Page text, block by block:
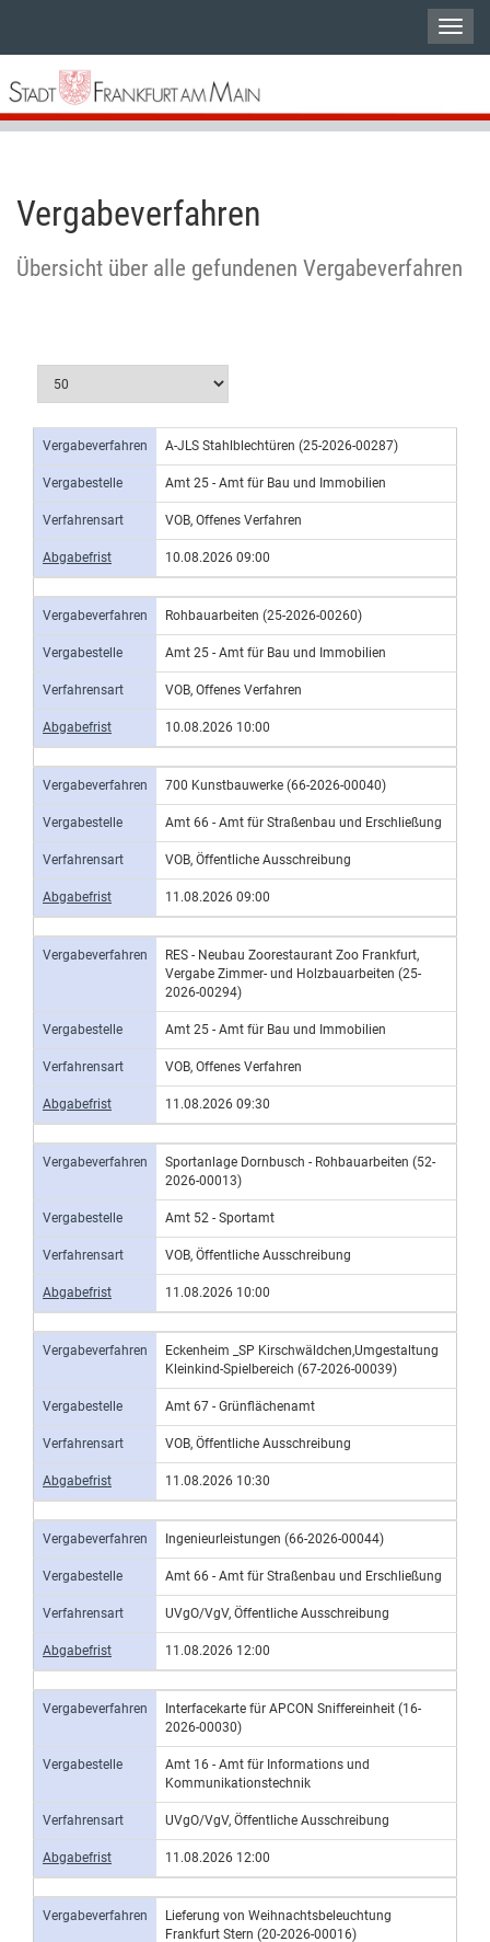
Vergabeverfahren
Übersicht über alle gefundenen Vergabeverfahren
Vergabeverfahren A-JLS Stahlblechtüren (25-2026-00287)
Vergabestelle Amt 25 - Amt für Bau und Immobilien
Verfahrensart VOB, Offenes Verfahren
Abgabefrist 10.08.2026 09:00
Vergabeverfahren Rohbauarbeiten (25-2026-00260)
Vergabestelle Amt 25 - Amt für Bau und Immobilien
Verfahrensart VOB, Offenes Verfahren
Abgabefrist 10.08.2026 10:00
Vergabeverfahren 700 Kunstbauwerke (66-2026-00040)
Vergabestelle Amt 66 - Amt für Straßenbau und Erschließung
Verfahrensart VOB, Öffentliche Ausschreibung
Abgabefrist 11.08.2026 09:00
Vergabeverfahren
RES - Neubau Zoorestaurant Zoo Frankfurt,
Vergabe Zimmer- und Holzbauarbeiten (25-
2026-00294)
Vergabestelle Amt 25 - Amt für Bau und Immobilien
Verfahrensart VOB, Offenes Verfahren
Abgabefrist 11.08.2026 09:30
Vergabeverfahren
Sportanlage Dornbusch - Rohbauarbeiten (52-
2026-00013)
Vergabestelle Amt 52 - Sportamt
Verfahrensart VOB, Öffentliche Ausschreibung
Abgabefrist 11.08.2026 10:00
Vergabeverfahren
Eckenheim _SP Kirschwäldchen,Umgestaltung
Kleinkind-Spielbereich (67-2026-00039)
Vergabestelle Amt 67 - Grünflächenamt
Verfahrensart VOB, Öffentliche Ausschreibung
Abgabefrist 11.08.2026 10:30
Vergabeverfahren Ingenieurleistungen (66-2026-00044)
Vergabestelle Amt 66 - Amt für Straßenbau und Erschließung
Verfahrensart UVgO/VgV, Öffentliche Ausschreibung
Abgabefrist 11.08.2026 12:00
Vergabeverfahren
Interfacekarte für APCON Sniffereinheit (16-
2026-00030)
Vergabestelle
Amt 16 - Amt für Informations und
Kommunikationstechnik
Verfahrensart UVgO/VgV, Öffentliche Ausschreibung
Abgabefrist 11.08.2026 12:00
Vergabeverfahren
Lieferung von Weihnachtsbeleuchtung
Frankfurt Stern (20-2026-00016)